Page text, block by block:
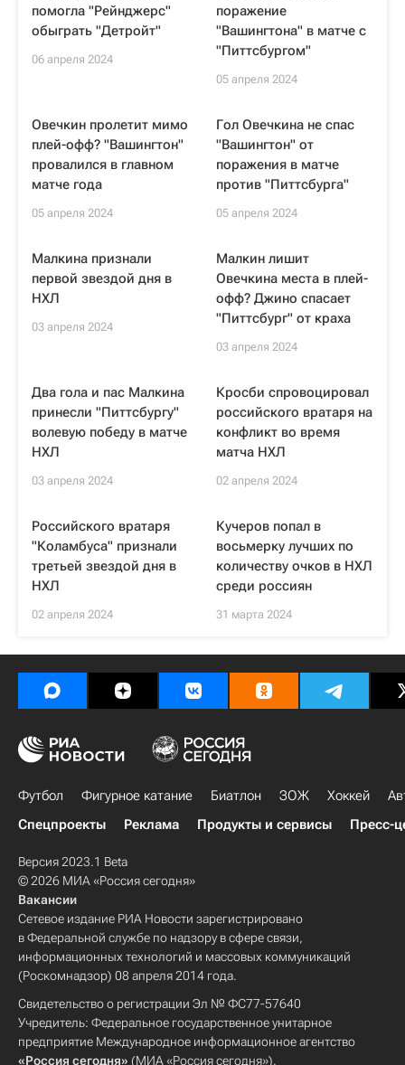
помогла "Рейнджерс"
обыграть "Детройт"
06 апреля 2024
поражение
"Вашингтона" в матче с
"Питтсбургом"
05 апреля 2024
Овечкин пролетит мимо
плей-офф? "Вашингтон"
провалился в главном
матче года
05 апреля 2024
Гол Овечкина не спас
"Вашингтон" от
поражения в матче
против "Питтсбурга"
05 апреля 2024
Малкина признали
первой звездой дня в
НХЛ
03 апреля 2024
Малкин лишит
Овечкина места в плей-
офф? Джино спасает
"Питтсбург" от краха
03 апреля 2024
Два гола и пас Малкина
принесли "Питтсбургу"
волевую победу в матче
НХЛ
03 апреля 2024
Кросби спровоцировал
российского вратаря на
конфликт во время
матча НХЛ
02 апреля 2024
Российского вратаря
"Коламбуса" признали
третьей звездой дня в
НХЛ
02 апреля 2024
Кучеров попал в
восьмерку лучших по
количеству очков в НХЛ
среди россиян
31 марта 2024
Футбол Фигурное катание Биатлон ЗОЖ Хоккей
Спецпроекты
Реклама Продукты и сервисы Пресс-
Версия 2023.1 Beta
© 2026 МИА «Россия сегодня»
Вакансии
Сетевое издание РИА Новости зарегистрировано
в Федеральной службе по надзору в сфере связи,
информационных технологий и массовых коммуникаций
(Роскомнадзор) 08 апреля 2014 года.
Свидетельство о регистрации Эл № ФС77-57640
Учредитель: Федеральное государственное унитарное
предприятие Международное информационное агентство
«Россия сегодня» (МИА «Россия сегодня»).